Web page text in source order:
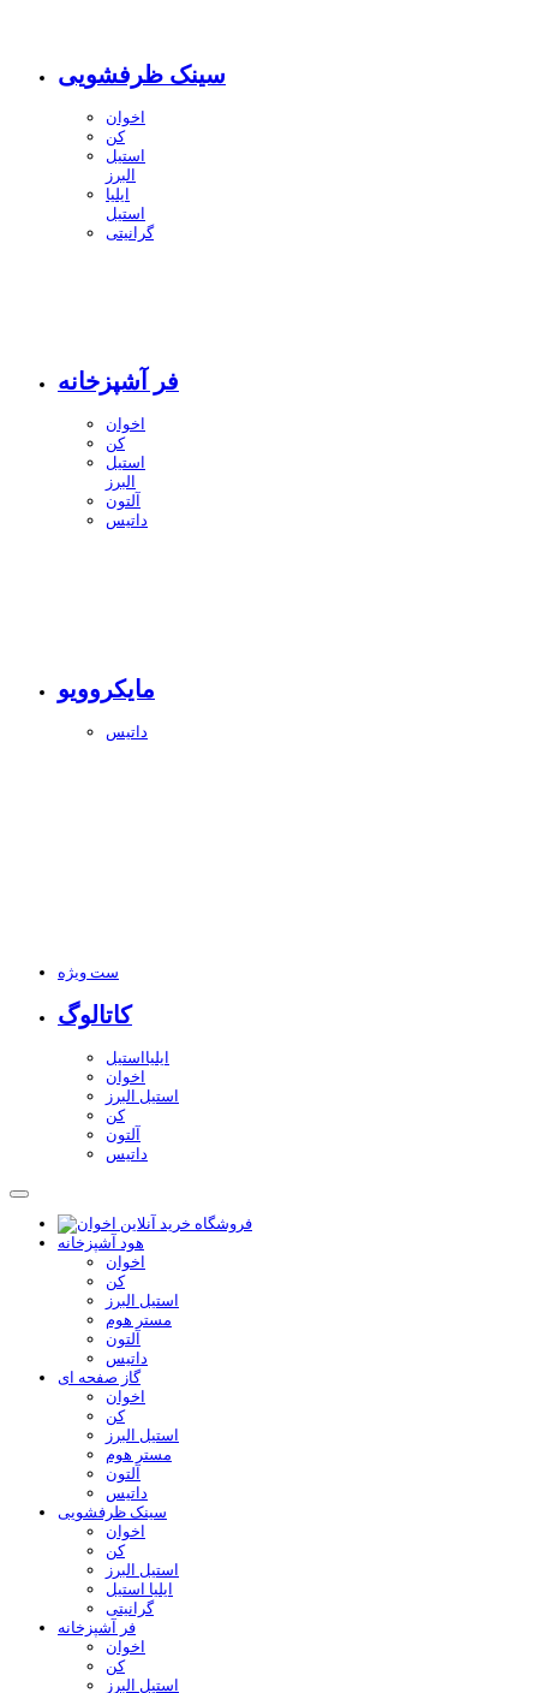
سینک ظرفشویی
اخوان
کن
استیل
البرز
ایلیا
استیل
گرانیتی
فر آشپزخانه
اخوان
کن
استیل
البرز
آلتون
داتیس
مایکروویو
داتیس
ست ویژه
کاتالوگ
ایلیااستیل
اخوان
استیل البرز
کن
آلتون
داتیس
هود آشپزخانه
اخوان
کن
استیل البرز
مستر هوم
آلتون
داتیس
گاز صفحه ای
اخوان
کن
استیل البرز
مستر هوم
آلتون
داتیس
سینک ظرفشویی
اخوان
کن
استیل البرز
ایلیا استیل
گرانیتی
فر آشپزخانه
اخوان
کن
استیل البرز